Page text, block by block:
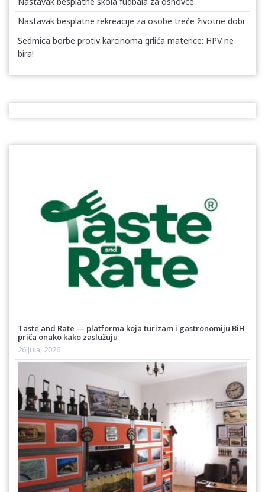
Nastavak besplatne rekreacije za osobe treće životne dobi
Sedmica borbe protiv karcinoma grlića materice: HPV ne
bira!
Taste and Rate — platforma koja turizam i gastronomiju BiH
priča onako kako zaslužuju
26 Jula, 2026